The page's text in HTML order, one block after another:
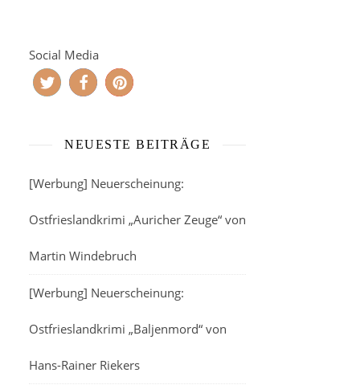
Social Media
NEUESTE BEITRÄGE
[Werbung] Neuerscheinung:
Ostfrieslandkrimi „Auricher Zeuge“ von
Martin Windebruch
[Werbung] Neuerscheinung:
Ostfrieslandkrimi „Baljenmord“ von
Hans-Rainer Riekers